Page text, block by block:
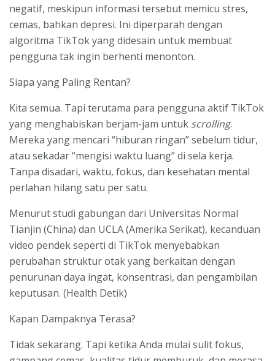
negatif, meskipun informasi tersebut memicu stres,
cemas, bahkan depresi. Ini diperparah dengan
algoritma TikTok yang didesain untuk membuat
pengguna tak ingin berhenti menonton.
Siapa yang Paling Rentan?
Kita semua. Tapi terutama para pengguna aktif TikTok
yang menghabiskan berjam-jam untuk scrolling.
Mereka yang mencari “hiburan ringan” sebelum tidur,
atau sekadar “mengisi waktu luang” di sela kerja.
Tanpa disadari, waktu, fokus, dan kesehatan mental
perlahan hilang satu per satu.
Menurut studi gabungan dari Universitas Normal
Tianjin (China) dan UCLA (Amerika Serikat), kecanduan
video pendek seperti di TikTok menyebabkan
perubahan struktur otak yang berkaitan dengan
penurunan daya ingat, konsentrasi, dan pengambilan
keputusan. (Health Detik)
Kapan Dampaknya Terasa?
Tidak sekarang. Tapi ketika Anda mulai sulit fokus,